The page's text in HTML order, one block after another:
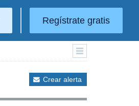
Regístrate gratis
Crear alerta